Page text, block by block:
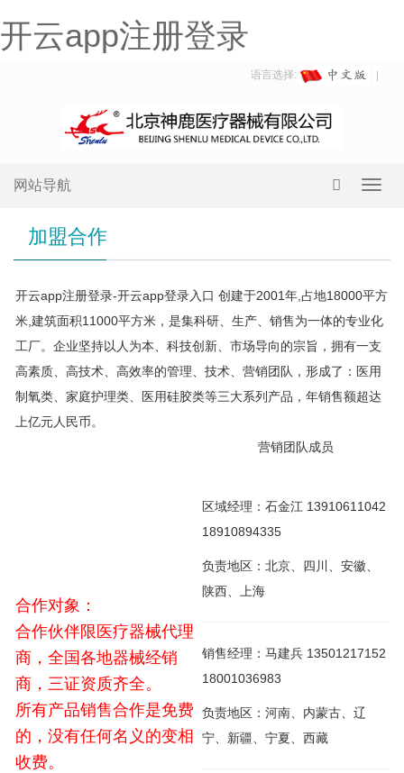
开云app注册登录
语言选择:
网站导航
加盟合作
开云app注册登录-开云app登录入口 创建于2001年,占地18000平方
米,建筑面积11000平方米，是集科研、生产、销售为一体的专业化
工厂。企业坚持以人为本、科技创新、市场导向的宗旨，拥有一支
高素质、高技术、高效率的管理、技术、营销团队，形成了：医用
制氧类、家庭护理类、医用硅胶类等三大系列产品，年销售额超达
上亿元人民币。
合作对象：
合作伙伴限医疗器械代理
商，全国各地器械经销
商，三证资质齐全。
所有产品销售合作是免费
的，没有任何名义的变相
收费。
营销团队成员
区域经理：石金江 13910611042
18910894335
负责地区：北京、四川、安徽、
陕西、上海
销售经理：马建兵 13501217152
18001036983
负责地区：河南、内蒙古、辽
宁、新疆、宁夏、西藏